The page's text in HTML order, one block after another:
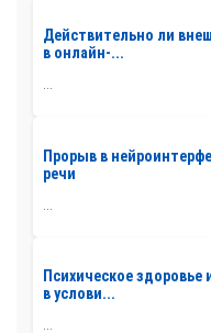
Действительно ли
в онлайн-...
Прорыв в
речи
Психическое
в услови...
...